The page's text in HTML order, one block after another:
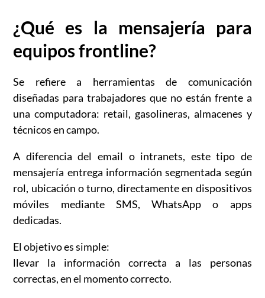
¿Qué es la mensajería para
equipos frontline?
Se refiere a herramientas de comunicación
diseñadas para trabajadores que no están frente a
una computadora: retail, gasolineras, almacenes y
técnicos en campo.
A diferencia del email o intranets, este tipo de
mensajería entrega información segmentada según
rol, ubicación o turno, directamente en dispositivos
móviles mediante SMS, WhatsApp o apps
dedicadas.
El objetivo es simple:
llevar la información correcta a las personas
correctas, en el momento correcto.